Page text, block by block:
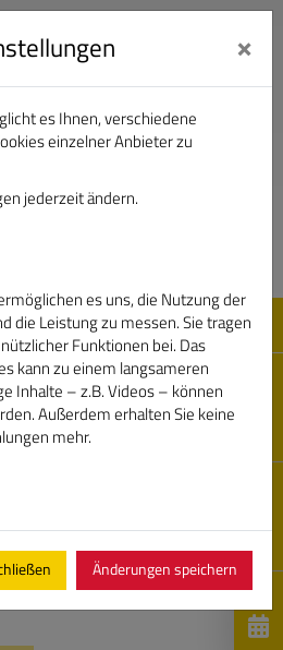
Sportjournalisten e.V.
×
es Ihnen, verschiedene
einzelner Anbieter zu
jederzeit ändern.
es uns, die Nutzung der
die Leistung zu messen. Sie tragen
Funktionen bei. Das
kann zu einem langsameren
Inhalte – z.B. Videos – können
Außerdem erhalten Sie keine
mehr.
Änderungen speichern